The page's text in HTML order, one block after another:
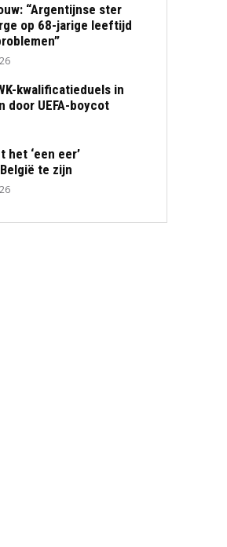
“Argentijnse ster
op 68-jarige leeftijd
kwalificatieduels in
door UEFA-boycot
het ‘een eer’
te zijn